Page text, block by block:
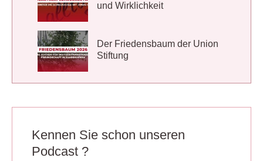
und Wirklichkeit
Der Friedensbaum der Union
Stiftung
Kennen Sie schon unseren
Podcast ?